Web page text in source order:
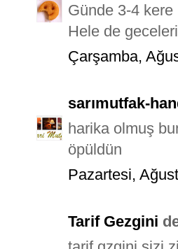
Günde 3-4 kere
Hele de
Çarşamba,
sarımutfak-
harika olmuş
öpüldün
Pazartesi,
Tarif Gezgini